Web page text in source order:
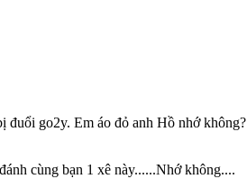
đuổi go2y. Em áo đỏ anh Hồ nhớ không?
cùng bạn 1 xê này......Nhớ không....